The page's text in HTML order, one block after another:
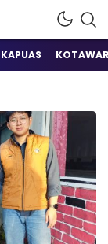
KAPUAS